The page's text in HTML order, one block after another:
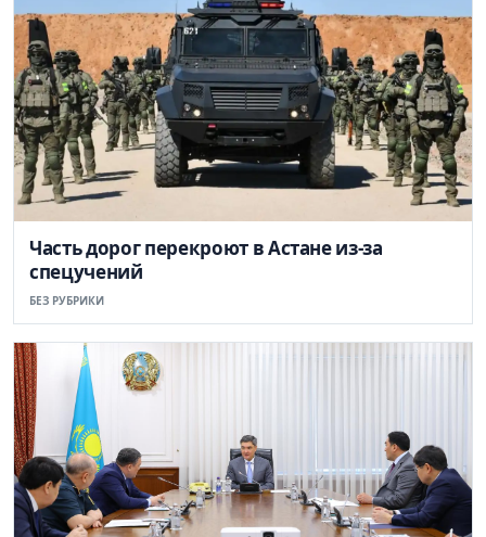
Часть дорог перекроют в Астане из-за
спецучений
БЕЗ РУБРИКИ